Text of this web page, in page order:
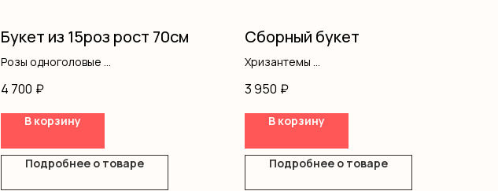
Букет из 15роз рост 70см
Розы одноголовые
4 700 ₽
В корзину
Подробнее о товаре
Сборный букет
Хризантемы
Оформление
3 950 ₽
В корзину
Подробнее о товаре